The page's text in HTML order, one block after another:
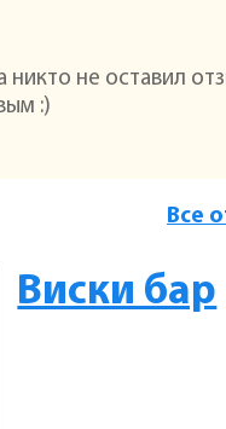
никто не оставил
:)
Все
Виски бар